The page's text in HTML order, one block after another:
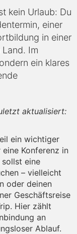
kein Urlaub: Du
einer
in einer
Im
ein klares
aktualisiert:
ein wichtiger
Konferenz in
eine
– vielleicht
oder deinen
Geschäftsreise
Hier zählt
an
Ablauf.